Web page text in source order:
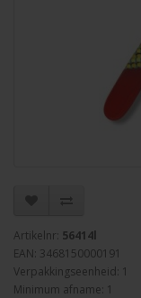
Artikelnr: 56414l
EAN: 3468150000191
Verpakkingseenheid: 1
Minimum afname: 1